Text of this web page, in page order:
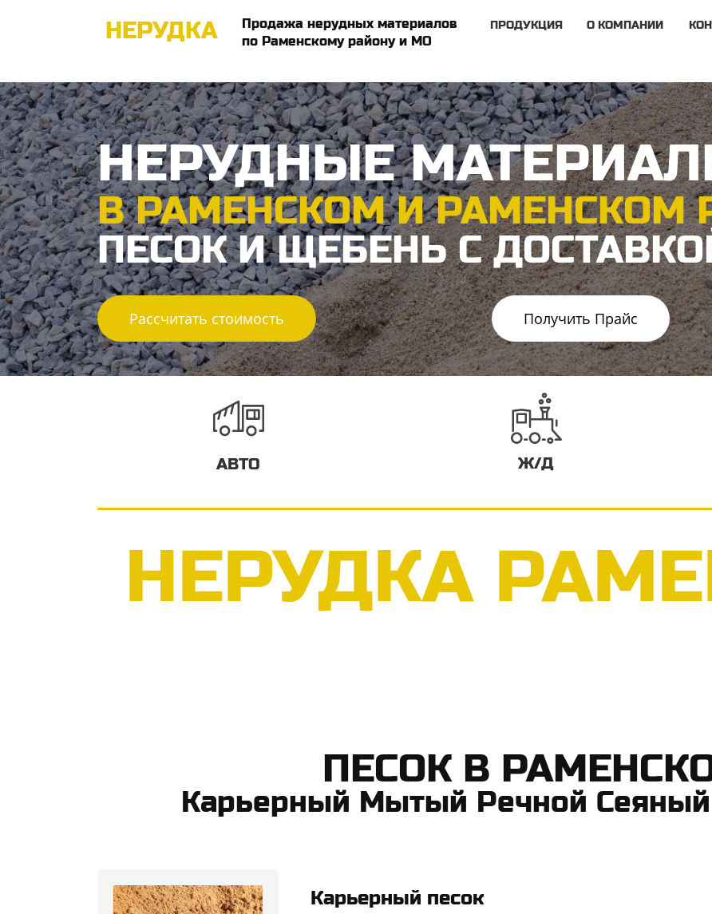
НЕРУДКА
Продажа нерудных материалов
по Раменскому району и МО
ПРОДУКЦИЯ О КОМПАНИИ
НЕРУДНЫЕ
В РАМЕНСКОМ И РАМЕНСКОМ
ПЕСОК И ЩЕБЕНЬ С
Рассчитать стоимость Получить Прайс
АВТО Ж/Д
НЕРУДКА
​ПЕСОК В
Карьерный Мытый Речной Сеяный
Карьерный песок